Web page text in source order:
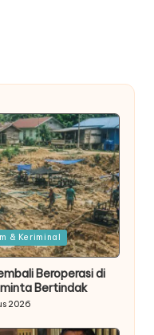
& Keriminal
Beroperasi di
Bertindak
2026